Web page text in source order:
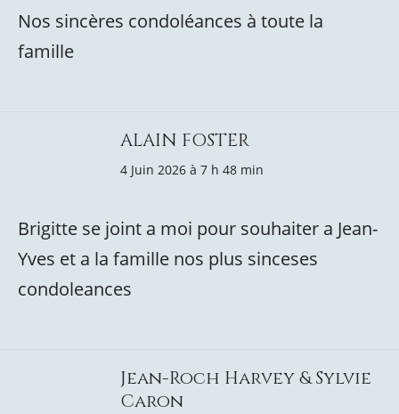
Nos sincères condoléances à toute la
famille
ALAIN FOSTER
4 Juin 2026 à 7 h 48 min
Brigitte se joint a moi pour souhaiter a Jean-
Yves et a la famille nos plus sinceses
condoleances
Jean-Roch Harvey & Sylvie
Caron